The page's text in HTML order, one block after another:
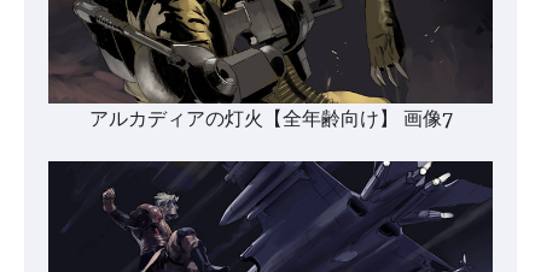
アルカディアの灯火【全年齢向け】 画像7